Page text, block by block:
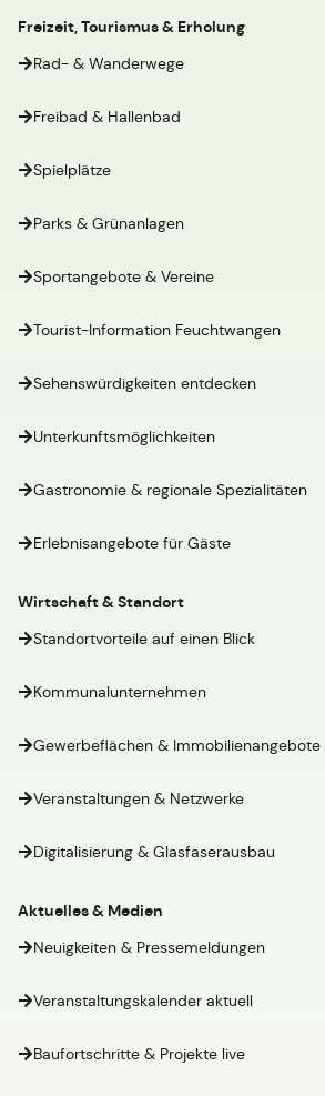
Freizeit, Tourismus & Erholung
Rad- & Wanderwege
Freibad & Hallenbad
Spielplätze
Parks & Grünanlagen
Sportangebote & Vereine
Tourist-Information Feuchtwangen
Sehenswürdigkeiten entdecken
Unterkunftsmöglichkeiten
Gastronomie & regionale Spezialitäten
Erlebnisangebote für Gäste
Wirtschaft & Standort
Standortvorteile auf einen Blick
Kommunalunternehmen
Gewerbeflächen & Immobilienangebote
Veranstaltungen & Netzwerke
Digitalisierung & Glasfaserausbau
Aktuelles & Medien
Neuigkeiten & Pressemeldungen
Veranstaltungskalender aktuell
Baufortschritte & Projekte live